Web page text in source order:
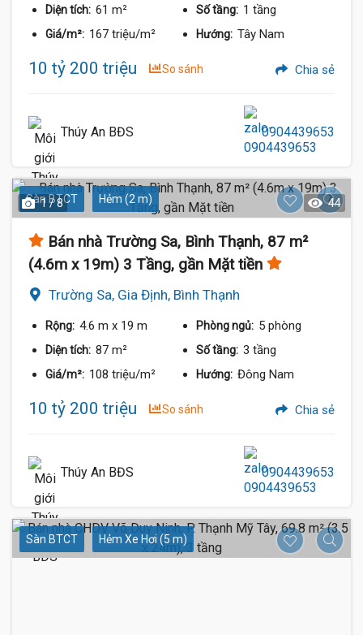
Diện tích: 61 m² Số tầng: 1 tầng
Giá/m²: 167 triệu/m² Hướng: Tây Nam
10 tỷ 200 triệu So sánh Chia sẻ
Thúy An BĐS 0904439653
Sàn BTCT Hẻm (2 m)
1 / 8 44
Bán nhà Trường Sa, Bình Thạnh, 87 m²
(4.6m x 19m) 3 Tầng, gần Mặt tiền
Trường Sa, Gia Định, Bình Thạnh
Rộng: 4.6 m x 19 m Phòng ngủ: 5 phòng
Diện tích: 87 m² Số tầng: 3 tầng
Giá/m²: 108 triệu/m² Hướng: Đông Nam
10 tỷ 200 triệu So sánh Chia sẻ
Thúy An BĐS 0904439653
Sàn BTCT Hẻm Xe Hơi (5 m)